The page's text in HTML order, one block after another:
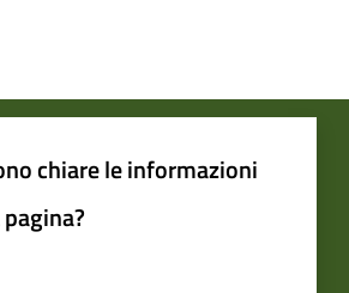
chiare le informazioni